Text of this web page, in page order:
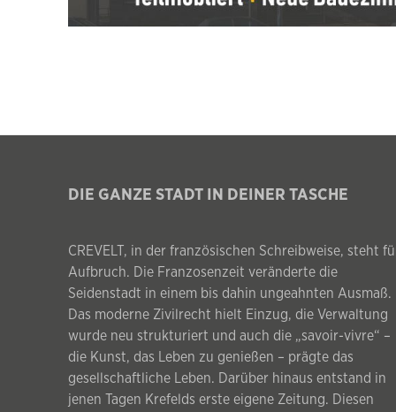
DIE GANZE STADT IN DEINER TASCHE
CREVELT, in der französischen Schreibweise, steht
Aufbruch. Die Franzosenzeit veränderte die
Seidenstadt in einem bis dahin ungeahnten Ausmaß.
Das moderne Zivilrecht hielt Einzug, die Verwaltung
wurde neu strukturiert und auch die „savoir-vivre“ –
die Kunst, das Leben zu genießen – prägte das
gesellschaftliche Leben. Darüber hinaus entstand in
jenen Tagen Krefelds erste eigene Zeitung. Diesen